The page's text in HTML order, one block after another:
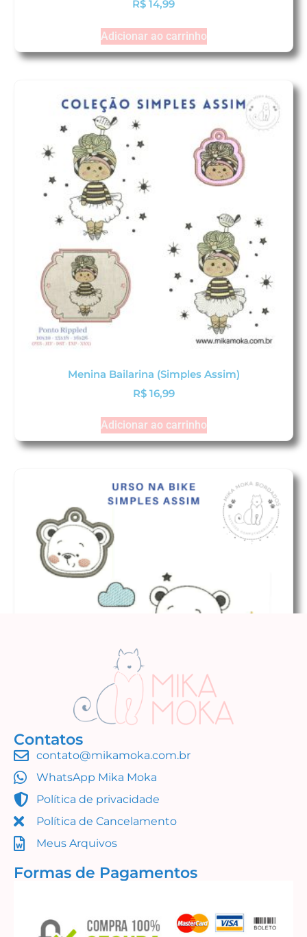
R$ 14,99
Adicionar ao carrinho
Menina Bailarina (Simples Assim)
R$16,99
Adicionar ao carrinho
Urso na Bike (Simples Assim)
R$14,99
Adicionar ao carrinho
Contatos
contato@mikamoka.com.br
WhatsApp Mika Moka
Política de privacidade
Política de Cancelamento
Meus Arquivos
Formas de Pagamentos